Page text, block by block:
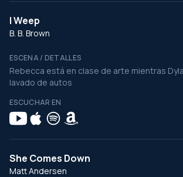
I Weep
B. B. Brown
ESCENA / DETALLES
Rebecca está en clase de arte mientras
lavado de autos
ESCUCHAR EN
She Comes Down
Matt Andersen